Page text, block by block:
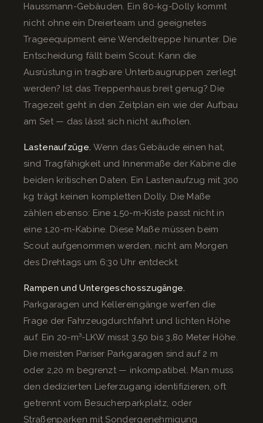
Haussmann-Gebäuden. Ein 80-kg-Dolly kommt
nicht ohne ein Dreierteam und geeignetes
Trageequipment eine Wendeltreppe hinunter. Die
Entscheidung fällt beim Scout: Kann die
Ausrüstung in tragbare Unterbaugruppen zerlegt
werden? Ist das Treppenhaus breit genug? Die
Tragezeit geht in den Zeitplan ein wie der Aufbau
am Set — das lässt sich nicht aufholen.
Lastenaufzüge. Wenn das Gebäude einen hat,
sind Tragfähigkeit und Innenmaße der Kabine die
beiden kritischen Daten. Ein Lastenaufzug mit 300
kg trägt keinen kompletten Dolly. Die Maße
zählen ebenso: Eine 1,50-m-Kiste passt nicht in
eine 1,20-m-Kabine. Diese Maße müssen beim
Scout aufgenommen werden, nicht am Morgen
des Drehtags um 6:30 Uhr entdeckt.
Rampen und Untergeschosszugänge.
Parkgaragen und Kellereingänge werfen die
Frage der Fahrzeugdurchfahrt und lichten Höhe
auf. Ein 20-m³-LKW misst 3,50 bis 3,80 Meter Höhe.
Die meisten Pariser Parkgaragen sind auf 2 m
oder 2,20 m begrenzt — inkompatibel. Man muss
den dedizierten Lieferzugang identifizieren, oft
getrennt vom Besucherparkplatz, oder
Straßenparken mit Sondergenehmigung